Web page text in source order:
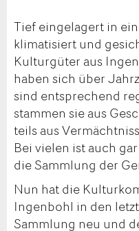
Tief eingelagert in
klimatisiert und
Kulturgüter aus
haben sich über
sind entsprechend
stammen sie aus
teils aus
Bei vielen ist auch
die Sammlung der
Nun hat die
Ingenbohl in den
Sammlung neu und